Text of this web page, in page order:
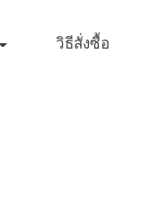
วิธีสั่งซื้อ